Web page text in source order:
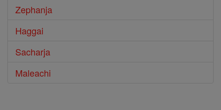
Zephanja
Haggai
Sacharja
Maleachi